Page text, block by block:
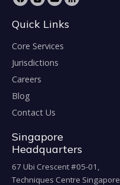
Quick Links
Core Services
Jurisdictions
Careers
Blog
Contact Us
Singapore
Headquarters
67 Ubi Crescent #05-01,
Techniques Centre Singapore